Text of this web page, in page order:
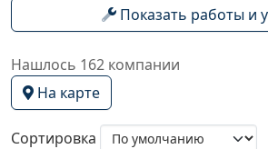
Показать работы и
Нашлось 162 компании
На карте
Сортировка